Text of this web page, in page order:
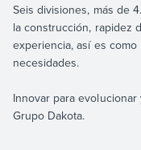
Seis divisiones, más de
la construcción, rapidez
experiencia, así es
necesidades.
Innovar para
Grupo Dakota.